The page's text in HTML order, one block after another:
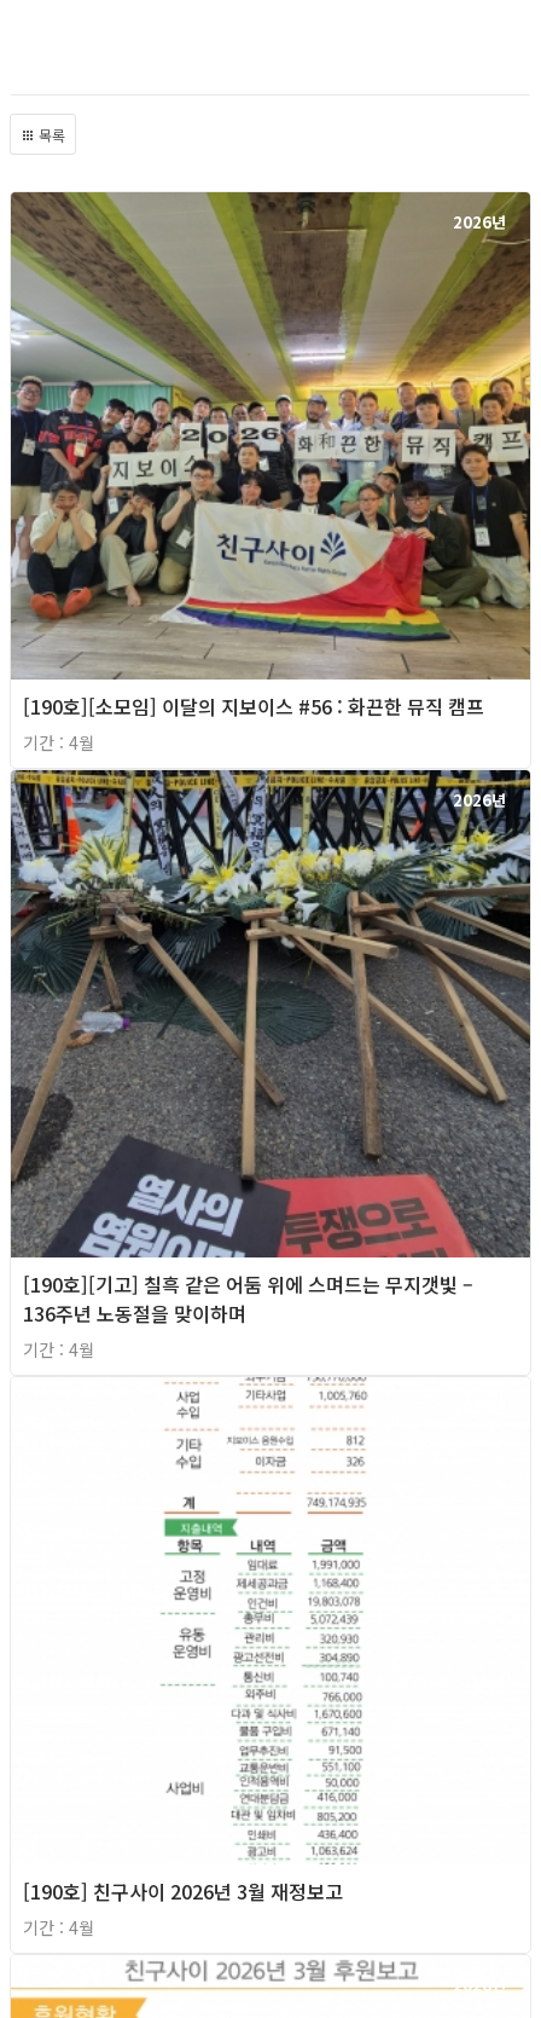
목록
2026년
[190호][소모임] 이달의 지보이스 #56 : 화끈한 뮤직 캠프
기간 : 4월
2026년
[190호][기고] 칠흑 같은 어둠 위에 스며드는 무지갯빛 –
136주년 노동절을 맞이하며
기간 : 4월
[190호] 친구사이 2026년 3월 재정보고
기간 : 4월
2026년